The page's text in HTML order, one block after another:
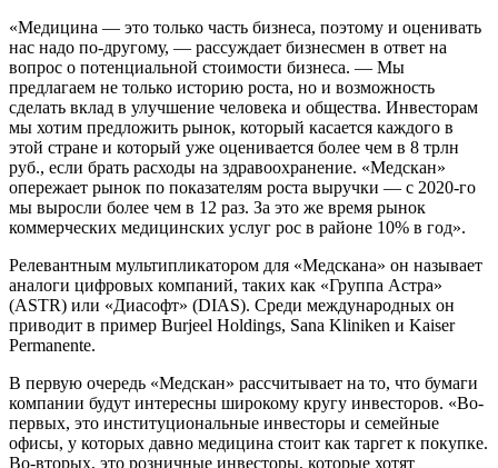
«Медицина — это только часть бизнеса, поэтому и оценивать
нас надо по-другому, — рассуждает бизнесмен в ответ на
вопрос о потенциальной стоимости бизнеса. — Мы
предлагаем не только историю роста, но и возможность
сделать вклад в улучшение человека и общества. Инвесторам
мы хотим предложить рынок, который касается каждого в
этой стране и который уже оценивается более чем в 8 трлн
руб., если брать расходы на здравоохранение. «Медскан»
опережает рынок по показателям роста выручки — с 2020-го
мы выросли более чем в 12 раз. За это же время рынок
коммерческих медицинских услуг рос в районе 10% в год».
Релевантным мультипликатором для «Медскана» он называет
аналоги цифровых компаний, таких как «Группа Астра»
(ASTR) или «Диасофт» (DIAS). Среди международных он
приводит в пример Burjeel Holdings, Sana Kliniken и Kaiser
Permanente.
В первую очередь «Медскан» рассчитывает на то, что бумаги
компании будут интересны широкому кругу инвесторов. «Во-
первых, это институциональные инвесторы и семейные
офисы, у которых давно медицина стоит как таргет к покупке.
Во-вторых, это розничные инвесторы, которые хотят